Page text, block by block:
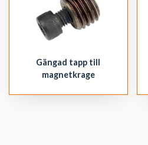
Gängad tapp till
magnetkrage